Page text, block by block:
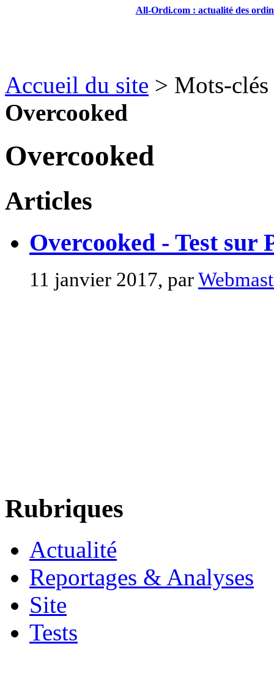
All-Ordi.com : actualité des
Accueil du site > Mots-clés
Overcooked
Overcooked
Articles
Overcooked - Test sur
11 janvier 2017, par
Rubriques
Actualité
Reportages & Analyses
Site
Tests